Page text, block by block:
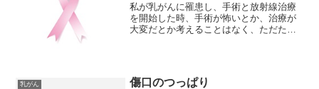
私が乳がんに罹患し、手術と放射線治療
を開始した時、手術が怖いとか、治療が
大変だとか考えることはなく、ただた
に副作用があるなんて、思い...
乳がん 傷口のつっぱり